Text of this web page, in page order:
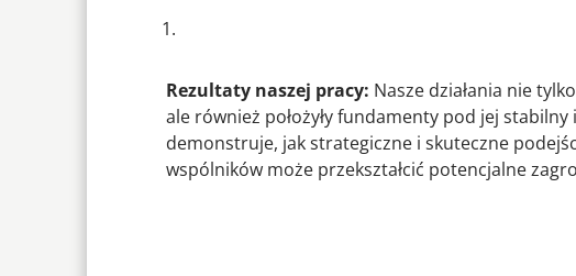
Rezultaty naszej pracy: Nasze działania nie
ale również położyły fundamenty pod jej
demonstruje, jak strategiczne i skuteczne
wspólników może przekształcić potencjalne